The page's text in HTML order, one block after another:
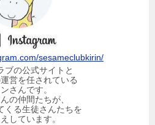
sesameclubkirin/
ブの公式サイトと
営を任されている
さんです。
の仲間たちが、
くる生徒さんたちを
しています。